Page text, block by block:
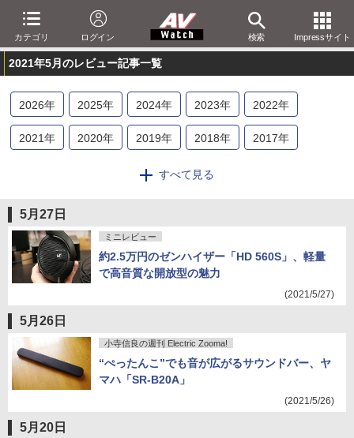
カテゴリ ログイン 検索 Impressサイト
2021年5月のレビュー記事一覧
2026年 2025年 2024年 2023年 2022年
2021年 2020年 2019年 2018年 2017年
2014年 2013
2006年 2005 年 2004
2001年
すべて見る
5月27日
ミニレビュー
約2.5万円のゼンハイザー「HD 560S」、軽量
で高音質な開放型の魅力
(2021/5/27)
5月26日
小寺信良の週刊 Electric Zooma!
“ぺったんこ”でも音が広がるサウンドバー、ヤ
マハ「SR-B20A」
(2021/5/26)
5月20日